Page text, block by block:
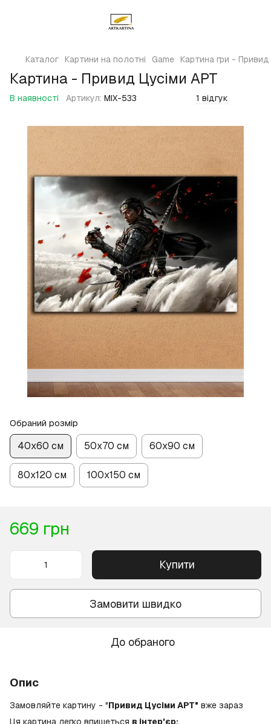
Каталог Картини на полотні Game Картина гри -
Картина - Привид Цусіми АРТ
В наявності Артикул: MIX-533 1 відгук
Обраний розмір
40х60 см 50х70 см 60х90 см
80х120 см 100х150 см
669 грн
Купити
Замовити швидко
До обраного
Опис
Замовляйте картину - "Привид Цусіми АРТ" вже зараз
Ця картина легко впишеться в інтер'єр: